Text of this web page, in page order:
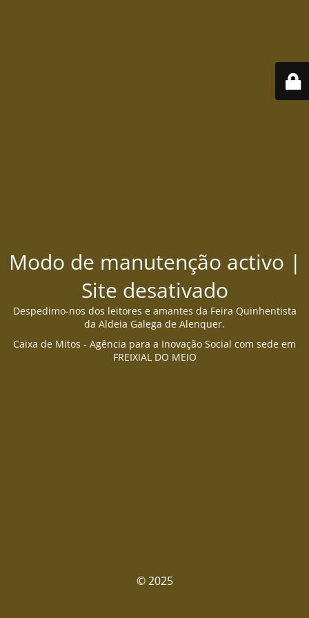
Modo de manutenção activo |
Site desativado
Despedimo-nos dos leitores e amantes da Feira Quinhentista
da Aldeia Galega de Alenquer.
Caixa de Mitos - Agência para a Inovação Social com sede em
FREIXIAL DO MEIO
© 2025